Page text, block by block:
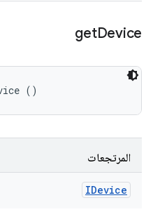
getDevice
()
المرتجعات
IDevice